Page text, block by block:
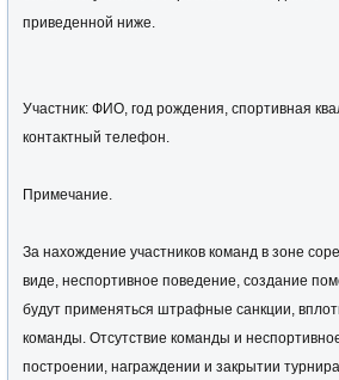
приведенной ниже.
Участник: ФИО, год рождения, спортивная
контактный телефон.
Примечание.
За нахождение участников команд в зоне
виде, неспортивное поведение, создание
будут применяться штрафные санкции,
команды. Отсутствие команды и
построении, награждении и закрытии